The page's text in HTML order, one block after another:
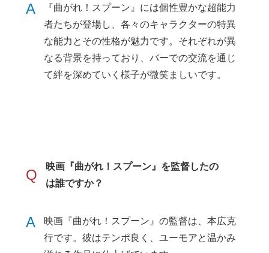
A
『曲がれ！スプーン』には個性豊かな超能力
者たちが登場し、各々のキャラクターの特異
な能力とその性格が魅力です。それぞれが異
なる背景を持っており、バーでの交流を通じ
て絆を深めていく様子が微笑ましいです。
Q
映画『曲がれ！スプーン』を監督したの
は誰ですか？
A
映画『曲がれ！スプーン』の監督は、本広克
行です。彼はテンポ良く、ユーモアと温かみ